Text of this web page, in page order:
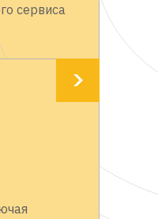
сервиса